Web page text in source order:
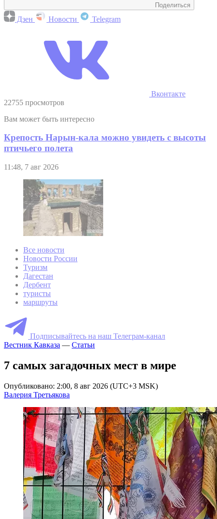
Поделиться
Дзен Новости Telegram
Вконтакте
22755 просмотров
Вам может быть интересно
Крепость Нарын-кала можно увидеть с высоты
птичьего полета
11:48, 7 авг 2026
Все новости
Новости России
Туризм
Дагестан
Дербент
туристы
маршруты
Подписывайтесь на наш Телеграм-канал
Вестник Кавказа — Статьи
7 самых загадочных мест в мире
Опубликовано: 2:00, 8 авг 2026 (UTC+3 MSK)
Валерия Третьякова